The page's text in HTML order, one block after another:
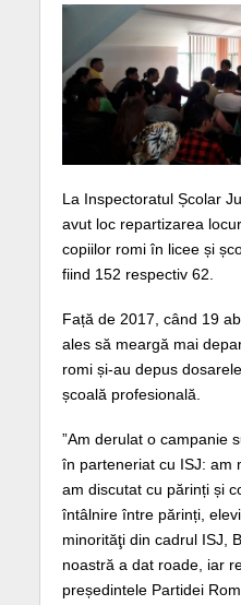
La Inspectoratul Școlar
avut loc repartizarea
copiilor romi în licee și
fiind 152 respectiv 62.
Față de 2017, când 19
ales să meargă mai
romi și-au depus
școală profesională.
”Am derulat o campanie
în parteneriat cu ISJ: am
am discutat cu părinți și
întâlnire între părinți,
minorităţi din cadrul ISJ,
noastră a dat roade, iar
președintele Partidei